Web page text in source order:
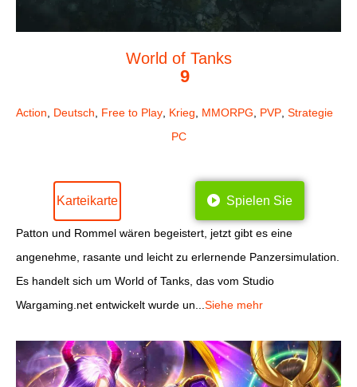
World of Tanks
9
Action Deutsch Free to Play Krieg MMORPG PVP Strategie
PC
Karteikarte Spielen Sie
Patton und Rommel wären begeistert, jetzt gibt es eine
angenehme, rasante und leicht zu erlernende Panzersimulation.
Es handelt sich um World of Tanks, das vom Studio
Wargaming.net entwickelt wurde un... Siehe mehr